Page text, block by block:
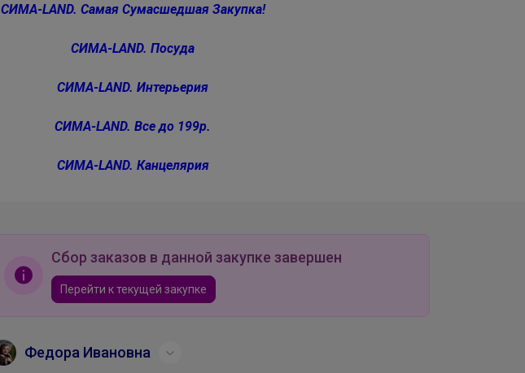
СИМА-LAND. Самая Сумасшедшая Закупка!
СИМА-LAND. Посуда
СИМА-LAND. Интерьерия
СИМА-LAND. Все до 199р.
СИМА-LAND. Канцелярия
Сбор заказов в данной закупке завершен
Перейти к текущей закупке
Федора Ивановна